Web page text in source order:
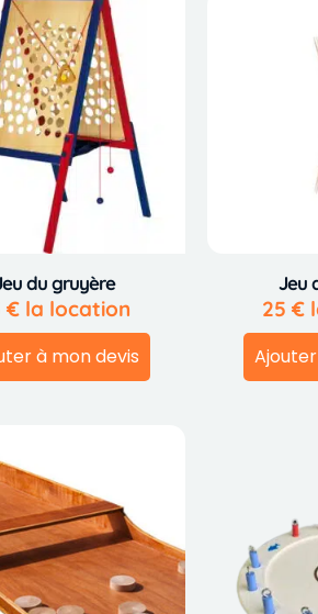
du gruyère
€ la location
à mon devis
Jeu
25 €